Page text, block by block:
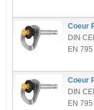
Coeur
DIN
EN
Coeur
DIN
EN